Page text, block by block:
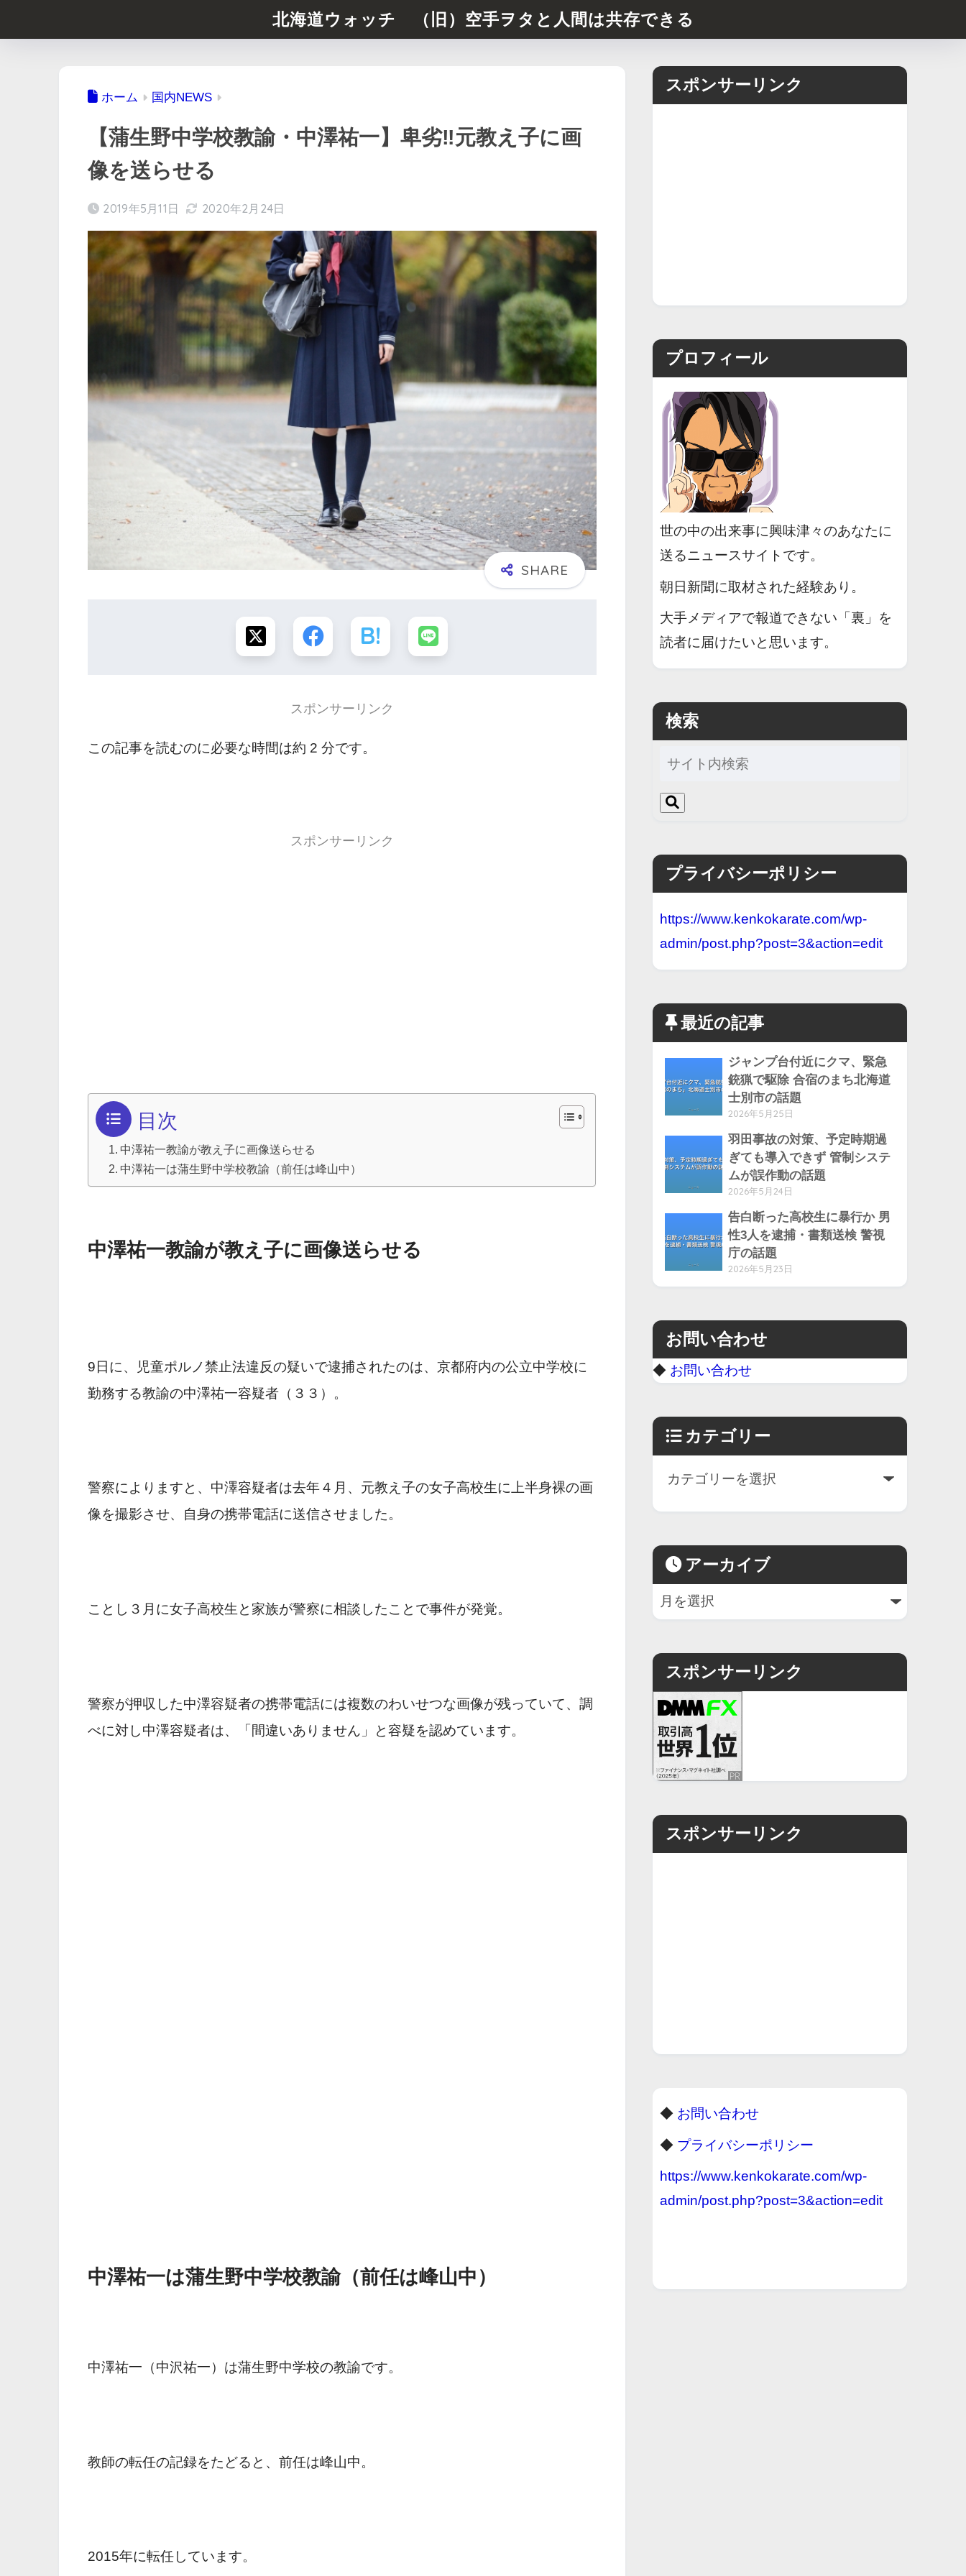
北海道ウォッチ （旧）空手ヲタと人間は共存できる
ホーム 国内NEWS
【蒲生野中学校教諭・中澤祐一】卑劣‼︎元教え子に画
像を送らせる
2019年5月11日 2020年2月24日
スポンサーリンク
この記事を読むのに必要な時間は約 2 分です。
スポンサーリンク
目次
中澤祐一教諭が教え子に画像送らせる
中澤祐一は蒲生野中学校教諭（前任は峰山中）
中澤祐一教諭が教え子に画像送らせる
9日に、児童ポルノ禁止法違反の疑いで逮捕されたのは、京都府内の公立中学校に
勤務する教諭の中澤祐一容疑者（３３）。
警察によりますと、中澤容疑者は去年４月、元教え子の女子高校生に上半身裸の画
像を撮影させ、自身の携帯電話に送信させました。
ことし３月に女子高校生と家族が警察に相談したことで事件が発覚。
警察が押収した中澤容疑者の携帯電話には複数のわいせつな画像が残っていて、調
べに対し中澤容疑者は、「間違いありません」と容疑を認めています。
中澤祐一は蒲生野中学校教諭（前任は峰山中）
中澤祐一（中沢祐一）は蒲生野中学校の教諭です。
教師の転任の記録をたどると、前任は峰山中。
2015年に転任しています。
スポンサーリンク
プロフィール
世の中の出来事に興味津々のあなたに
送るニュースサイトです。
朝日新聞に取材された経験あり。
大手メディアで報道できない「裏」を
読者に届けたいと思います。
検索
プライバシーポリシー
https://www.kenkokarate.com/wp-
admin/post.php?post=3&action=edit
最近の記事
ジャンプ台付近にクマ、緊急
銃猟で駆除 合宿のまち北海道
士別市の話題
2026年5月25日
羽田事故の対策、予定時期過
ぎても導入できず 管制システ
ムが誤作動の話題
2026年5月24日
告白断った高校生に暴行か 男
性3人を逮捕・書類送検 警視
庁の話題
2026年5月23日
お問い合わせ
◆ お問い合わせ
カテゴリー
アーカイブ
スポンサーリンク
スポンサーリンク
◆ お問い合わせ
◆ プライバシーポリシー
https://www.kenkokarate.com/wp-
admin/post.php?post=3&action=edit